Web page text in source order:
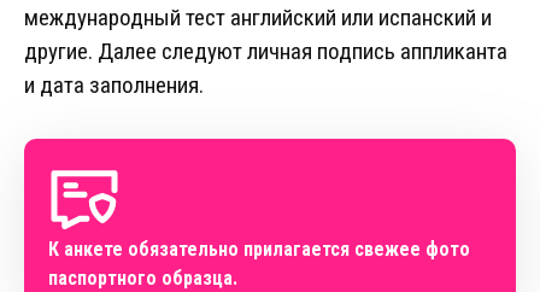
международный тест английский или испанский и
другие. Далее следуют личная подпись аппликанта
и дата заполнения.
К анкете обязательно прилагается свежее фото
паспортного образца.